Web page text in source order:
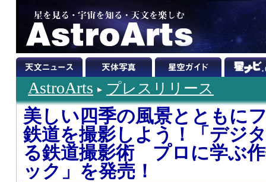
AstroArts プレスリリース
美しい四季の風景とともに
鉄道を撮影しよう！「デジ
る鉄道撮影術 プロに学ぶ
ック」を発売！